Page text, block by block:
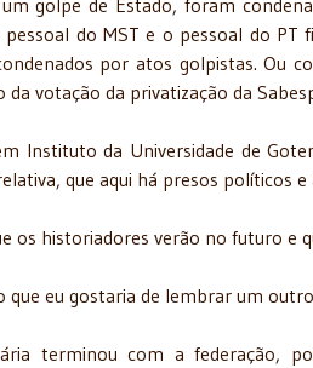
golpe de Estado, foram
do MST e o pessoal do
por atos golpistas. Ou
da votação da privatização da
Instituto da Universidade de
que aqui há presos políticos
os historiadores verão no futuro e
que eu gostaria de lembrar um
terminou com a federação,